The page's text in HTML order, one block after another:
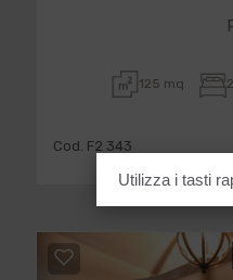
125 mq
Cod. F2 343
Utilizza i tasti